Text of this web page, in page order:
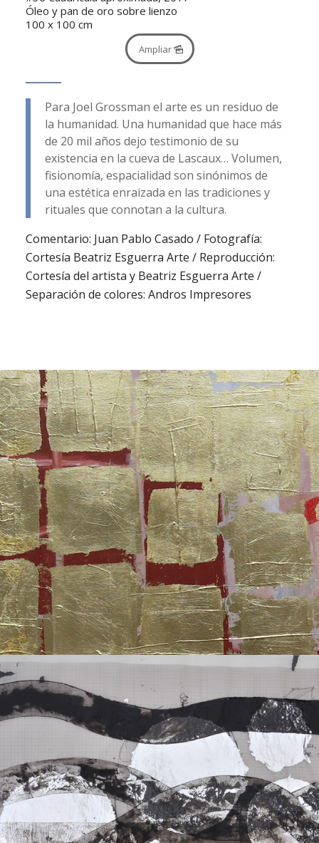
Óleo y pan de oro sobre lienzo
100 x 100 cm
Ampliar
Para Joel Grossman el arte es un residuo de
la humanidad. Una humanidad que hace más
de 20 mil años dejo testimonio de su
existencia en la cueva de Lascaux… Volumen,
fisionomía, espacialidad son sinónimos de
una estética enraizada en las tradiciones y
rituales que connotan a la cultura.
Comentario: Juan Pablo Casado / Fotografía:
Cortesía Beatriz Esguerra Arte / Reproducción:
Cortesía del artista y Beatriz Esguerra Arte /
Separación de colores: Andros Impresores